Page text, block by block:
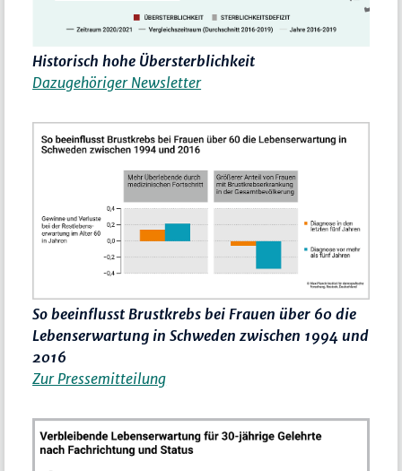
Historisch hohe Übersterblichkeit
Dazugehöriger Newsletter
So beeinflusst Brustkrebs bei Frauen über 60 die
Lebenserwartung in Schweden zwischen 1994 und
2016
Zur Pressemitteilung